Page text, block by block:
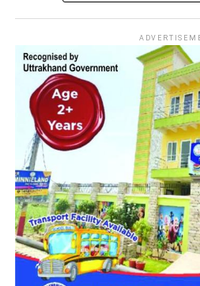
सकता है।
नारी निकेतन में अब
मिलेगा परिवार जैसा घर!
महिला सशक्तिकरण एवं बाल विकास
गांव’ विकसित करने की योजना तैयार की
नारी निकेतन में रहने वाली महिलाओं और
साथ घर जैसा अपनापन और स्वतंत्रता
उत्तराखंड में बन रहा
महिला सशक्तिकरण एवं बाल विकास
राणा के मुताबिक, नारी निकेतन में आने
एक बंद संस्थान या जेल जैसी जगह पर